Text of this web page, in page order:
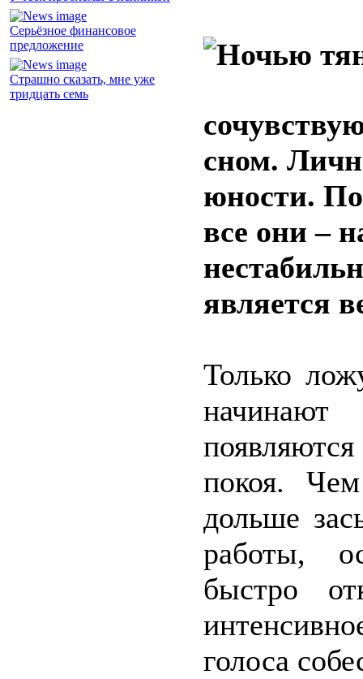
Серьёзное финансовое
предложение
Страшно сказать, мне уже
тридцать семь
сном.
юности.
все они –
является
Только
покоя.
дольше
работы,
быстро
голоса